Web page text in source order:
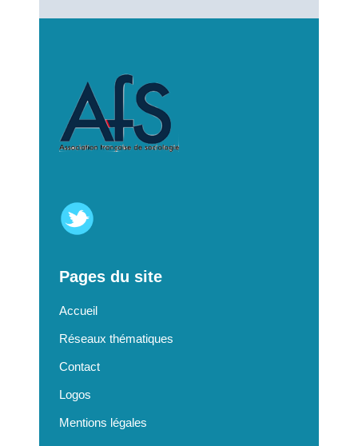
Pages du site
Accueil
Réseaux thématiques
Contact
Logos
Mentions légales